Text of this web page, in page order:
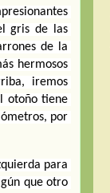
gris de las
de la
hermosos
iremos
otoño tiene
por
para
que otro